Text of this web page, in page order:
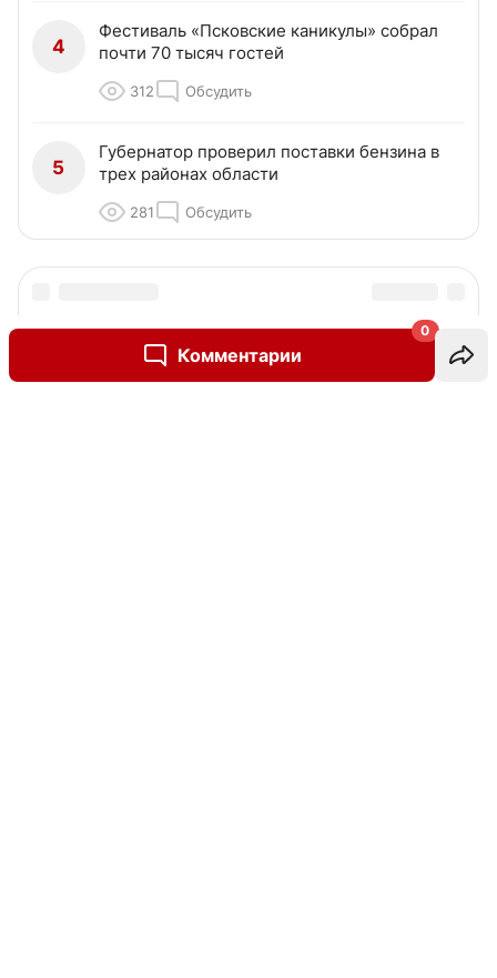
Комментарии
0
4
Фестиваль «Псковские каникулы» собрал
почти 70 тысяч гостей
312 Обсудить
5
Губернатор проверил поставки бензина в
трех районах области
281 Обсудить